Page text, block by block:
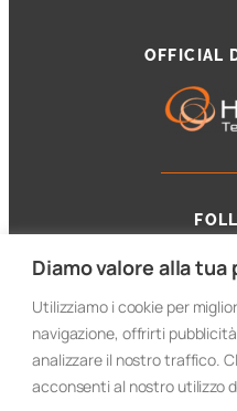
Diamo valore alla tua
Utilizziamo i cookie per
navigazione, offrirti
analizzare il nostro traffico.
acconsenti al nostro utilizzo
OFFICIAL